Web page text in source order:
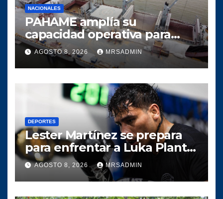
NACIONALES
PAHAME amplía su
capacidad operativa para
responder al crecimiento del
comercio marítimo
AGOSTO 8, 2026 MRSADMIN
DEPORTES
Lester Martínez se prepara
para enfrentar a Luka Plantić
y defender el título mundial
interino para Guatemala
AGOSTO 8, 2026 MRSADMIN